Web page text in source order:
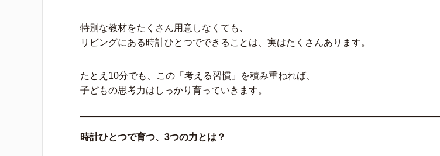
特別な教材をたくさん用意しなくても、
リビングにある時計ひとつでできることは、実はたくさんあります。
たとえ10分でも、この「考える習慣」を積み重ねれば、
子どもの思考力はしっかり育っていきます。
時計ひとつで育つ、3つの力とは？